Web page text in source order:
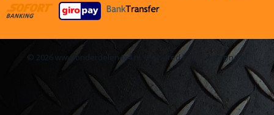
© 2026 www.onderdelen4x4.nl - Powered by Shoppagina.nl